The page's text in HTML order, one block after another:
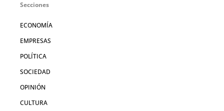
Secciones
ECONOMÍA
EMPRESAS
POLÍTICA
SOCIEDAD
OPINIÓN
CULTURA